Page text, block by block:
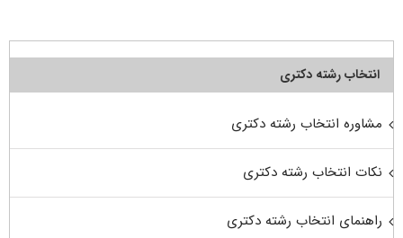
انتخاب رشته دکتری
مشاوره انتخاب رشته دکتری
نکات انتخاب رشته دکتری
راهنمای انتخاب رشته دکتری